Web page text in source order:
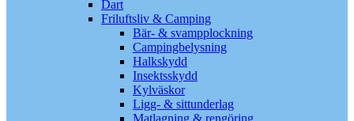
Dart
Friluftsliv & Camping
Bär- & svampplockning
Campingbelysning
Halkskydd
Insektsskydd
Kylväskor
Ligg- & sittunderlag
Matlagning & rengöring